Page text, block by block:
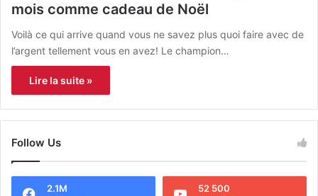
mois comme cadeau de Noël
Voilà ce qui arrive quand vous ne savez plus quoi faire avec de
l’argent tellement vous en avez! Le champion…
Lire la suite »
Follow Us
2.1M 52 500